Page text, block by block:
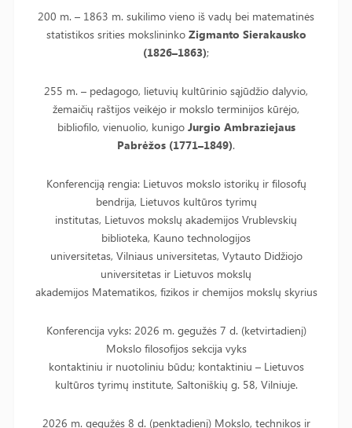
200 m. – 1863 m. sukilimo vieno iš vadų bei matematinės
statistikos srities mokslininko Zigmanto Sierakausko
(1826–1863);
255 m. – pedagogo, lietuvių kultūrinio sąjūdžio dalyvio,
žemaičių raštijos veikėjo ir mokslo terminijos kūrėjo,
bibliofilo, vienuolio, kunigo Jurgio Ambraziejaus
Pabrėžos (1771–1849).
Konferenciją rengia: Lietuvos mokslo istorikų ir filosofų
bendrija, Lietuvos kultūros tyrimų
institutas, Lietuvos mokslų akademijos Vrublevskių
biblioteka, Kauno technologijos
universitetas, Vilniaus universitetas, Vytauto Didžiojo
universitetas ir Lietuvos mokslų
akademijos Matematikos, fizikos ir chemijos mokslų skyrius
Konferencija vyks: 2026 m. gegužės 7 d. (ketvirtadienį)
Mokslo filosofijos sekcija vyks
kontaktiniu ir nuotoliniu būdu; kontaktiniu – Lietuvos
kultūros tyrimų institute, Saltoniškių g. 58, Vilniuje.
2026 m. gegužės 8 d. (penktadienį) Mokslo, technikos ir